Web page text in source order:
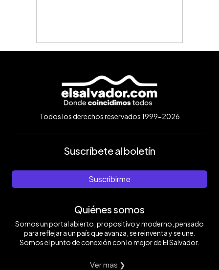
Todos los derechos reservados 1999-2026
Suscríbete al boletín
Suscribirme
Quiénes somos
Somos un portal abierto, propositivo y moderno, pensado
para reflejar a un país que avanza, se reinventa y se une.
Somos el punto de conexión con lo mejor de El Salvador.
Ver mas ❯